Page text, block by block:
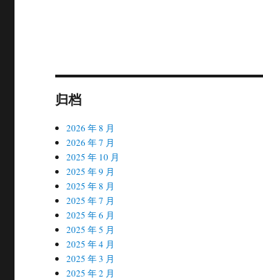
归档
2026 年 8 月
2026 年 7 月
2025 年 10 月
2025 年 9 月
2025 年 8 月
2025 年 7 月
2025 年 6 月
2025 年 5 月
2025 年 4 月
2025 年 3 月
2025 年 2 月